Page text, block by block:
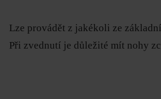
Lze provádět z jakékoli ze
Při zvednutí je důležité mít nohy